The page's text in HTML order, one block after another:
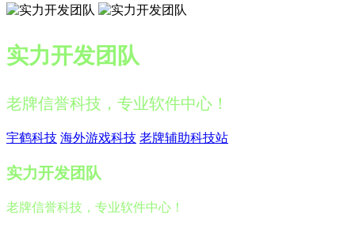
实力开发团队
老牌信誉科技，专业软件中心！
宇鹤科技 海外游戏科技 老牌辅助科技站
实力开发团队
老牌信誉科技，专业软件中心！